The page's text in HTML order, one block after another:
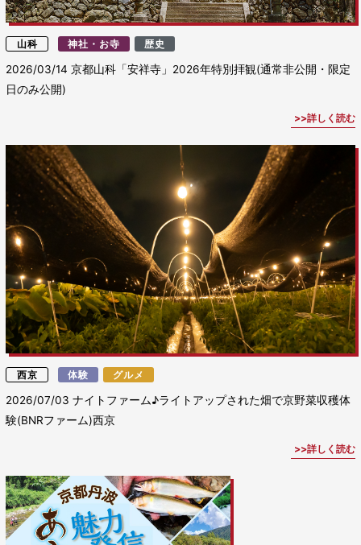
山科 神社・お寺 歴史
2026/03/14京都山科「安祥寺」2026年特別拝観(通常非公開・限定
日のみ公開)
詳しく読む
西京 体験 グルメ
2026/07/03ナイトファーム♪ライトアップされた畑で京野菜収穫体
験(BNRファーム)西京
詳しく読む